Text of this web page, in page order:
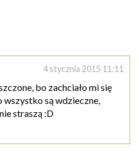
4 stycznia 2015 11:11
bo zachciało mi się
wszystko są wdzieczne,
straszą :D